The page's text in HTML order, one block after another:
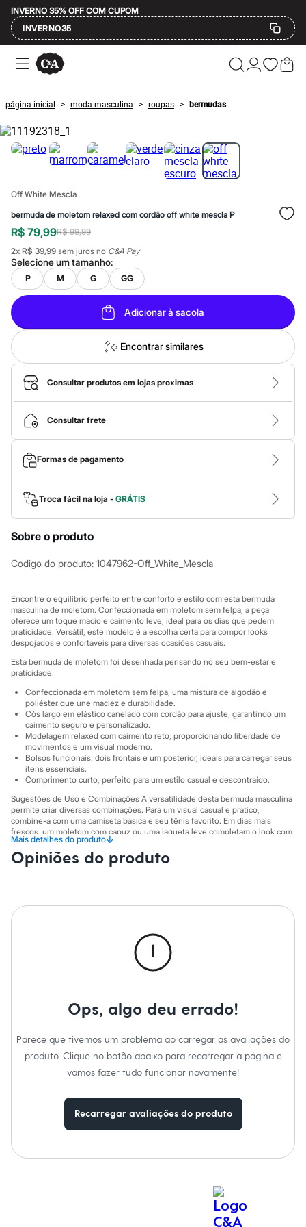
INVERNO 35% OFF COM CUPOM
INVERNO35
Ofertas
Compre por Departamento
Masculino
Infantil
Calçados
Mindse7
Plus Size
Até 20% off
A partir de 60% off
Feminino
Em alta
Inverno
Alfaiataria
Novidades
Roupas
Blusas e Camisetas
Básicos
Calças
Casacos e Jaquetas
Jeans
Macacões
Saias
Shorts e Bermudas
Vestidos
Acessórios
Bonés e Chapéus
Bijoux
Cintos
Óculos
Relógios
Calçados
Botas
Chinelos
Rasteirinhas
Sandálias
Sapatilhas
Tênis
Marcas
Clock House
Mindset
Sawary
Yessica
Moda esportiva
Blusas
Calçados
Leggings
Shorts e Bermudas
Tops
Moda íntima
Calcinhas
Cintas e Modeladores
Meias
Pijamas
Sutiãs e Tops
Moda praia
Biquínis
Maiôs
Saídas de praia
Personagens
Plus size
Jeans
Bermudas
Camisas
Calças
Camisetas e Regatas
Bolsas e Mochilas
Chapéus e Bonés
Cintos
página inicial > moda masculina > roupas > bermudas
Off White Mescla
bermuda de moletom relaxed com cordão off white mescla P
R$ 79,99R$ 99,99
2x R$ 39,99 sem juros no C&A Pay
Selecione umtamanho:
P M G GG
Adicionar à sacola
Encontrar similares
Consultar produtos em lojas proximas
Consultar frete
Formas de pagamento
Troca fácil na loja - GRÁTIS
Sobre o produto
Codigo do produto: 1047962-Off_White_Mescla
Encontre o equilíbrio perfeito entre conforto e estilo com esta bermuda
masculina de moletom. Confeccionada em moletom sem felpa, a peça
oferece um toque macio e caimento leve, ideal para os dias que pedem
praticidade. Versátil, este modelo é a escolha certa para compor looks
despojados e confortáveis para diversas ocasiões casuais.
Esta bermuda de moletom foi desenhada pensando no seu bem-estar e
praticidade:
Confeccionada em moletom sem felpa, uma mistura de algodão e
poliéster que une maciez e durabilidade.
Cós largo em elástico canelado com cordão para ajuste, garantindo um
caimento seguro e personalizado.
Modelagem relaxed com caimento reto, proporcionando liberdade de
movimentos e um visual moderno.
Bolsos funcionais: dois frontais e um posterior, ideais para carregar seus
itens essenciais.
Comprimento curto, perfeito para um estilo casual e descontraído.
Sugestões de Uso e Combinações A versatilidade desta bermuda masculina
permite criar diversas combinações. Para um visual casual e prático,
combine-a com uma camiseta básica e seu tênis favorito. Em dias mais
frescos, um moletom com capuz ou uma jaqueta leve completam o look com
estilo. É a peça ideal para momentos de lazer, atividades ao ar livre ou
simplesmente para relaxar com muito conforto.
Mais detalhes do produto↓
60% algodão, 40% poliéster
Opiniões do produto
Ops, algo deu errado!
Parece que tivemos um problema ao carregar as avaliações do
produto. Clique no botão abaixo para recarregar a página e
vamos fazer tudo funcionar novamente!
Recarregar avaliações do produto